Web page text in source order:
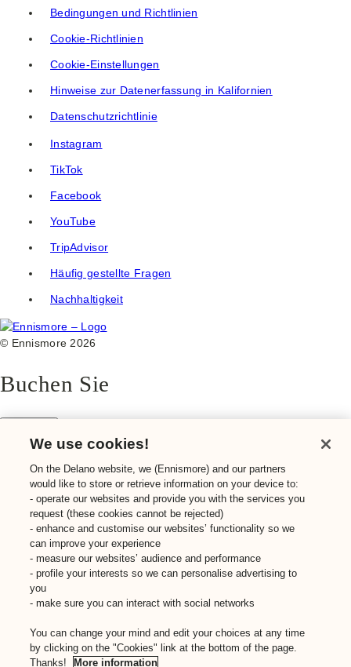
Bedingungen und Richtlinien
Cookie-Richtlinien
Cookie-Einstellungen
Hinweise zur Datenerfassung in Kalifornien
Datenschutzrichtlinie
Instagram
TikTok
Facebook
YouTube
TripAdvisor
Häufig gestellte Fragen
Nachhaltigkeit
© Ennismore 2026
Buchen Sie
Standorte
Standort auswählen
Dubai
Miami Beach
Paris
Einchecken/Auschecken
Anzahl der Zimmer
Zimmer 1 (max 4 Gäste) Entfernen
Erwachsene - 2 +
We use cookies!
On the Delano website, we (Ennismore) and our partners
would like to store or retrieve information on your device to:
- operate our websites and provide you with the services you
request (these cookies cannot be rejected)
- enhance and customise our websites’ functionality so we
can improve your experience
- measure our websites’ audience and performance
- profile your interests so we can personalise advertising to
you
- make sure you can interact with social networks
You can change your mind and edit your choices at any time
by clicking on the "Cookies" link at the bottom of the page.
Thanks!
More information